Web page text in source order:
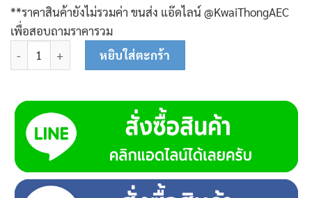
**ราคาสินค้ายังไม่รวมค่า ขนส่ง แอ๊ดไลน์ @KwaiThongAEC
เพื่อสอบถามราคารวม
จำนวน กรองถังน้ำยา 23-0102 ชิ้น
หยิบใส่ตะกร้า